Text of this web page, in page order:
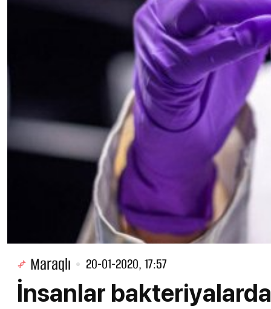
Maraqlı 20-01-2020, 17:57
İnsanlar